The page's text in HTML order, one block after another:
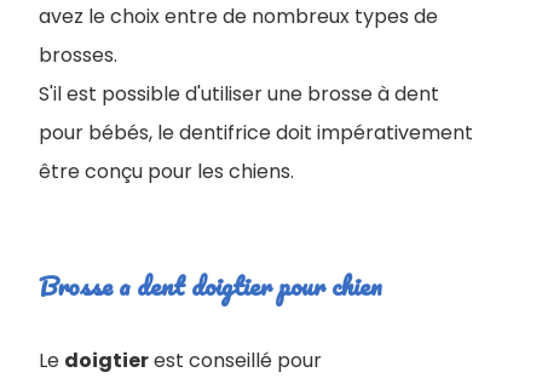
avez le choix entre de nombreux types de
brosses.
S'il est possible d'utiliser une brosse à dent
pour bébés, le dentifrice doit impérativement
être conçu pour les chiens.
Brosse a dent doigtier pour chien
Le doigtierest conseillé pour